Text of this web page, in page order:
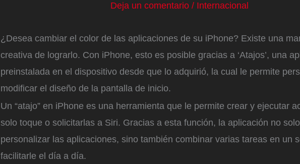
Deja un comentario / Internacional
¿Desea cambiar el color de las aplicaciones de su iPhone? Existe una
creativa de lograrlo. Con iPhone, esto es posible gracias a ‘Atajos’, una
preinstalada en el dispositivo desde que lo adquirió, la cual le permite
modificar el diseño de la pantalla de inicio.
Un “atajo” en iPhone es una herramienta que le permite crear y ejecutar
solo toque o solicitarlas a Siri. Gracias a esta función, la aplicación no
personalizar las aplicaciones, sino también combinar varias tareas en un
facilitarle el día a día.